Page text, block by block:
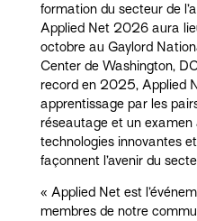
formation du secteur de
Applied Net 2026 aura
octobre au Gaylord
Center de Washington,
record en 2025, Applied
apprentissage par les
réseautage et un examen
technologies innovantes
façonnent l’avenir du
« Applied Net est
membres de notre